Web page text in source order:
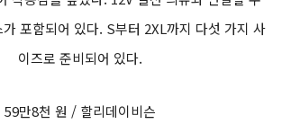
포함되어 있다. S부터 2XL까지 다섯 가지 사
이즈로 준비되어 있다.
59만8천 원 / 할리데이비슨